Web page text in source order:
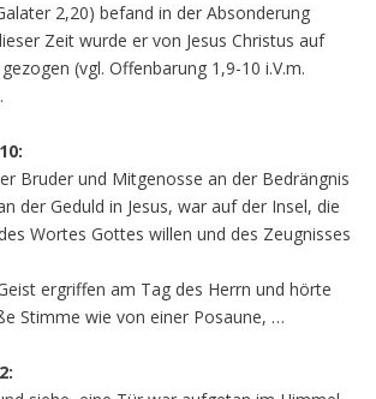
2,20) befand in der Absonderung
Zeit wurde er von Jesus Christus auf
(vgl. Offenbarung 1,9-10 i.V.m.
Bruder und Mitgenosse an der Bedrängnis
der Geduld in Jesus, war auf der Insel, die
Wortes Gottes willen und des Zeugnisses
ergriffen am Tag des Herrn und hörte
Stimme wie von einer Posaune, …